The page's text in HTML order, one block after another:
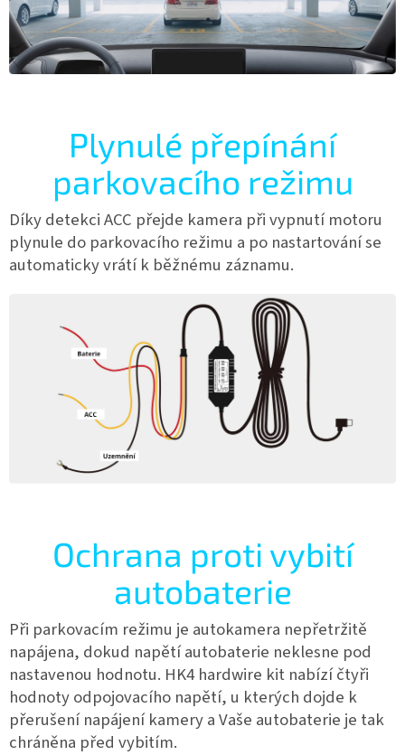
Plynulé přepínání
parkovacího režimu
Díky detekci ACC přejde kamera při vypnutí motoru
plynule do parkovacího režimu a po nastartování se
automaticky vrátí k běžnému záznamu.
Ochrana proti vybití
autobaterie
Při parkovacím režimu je autokamera nepřetržitě
napájena, dokud napětí autobaterie neklesne pod
nastavenou hodnotu. HK4 hardwire kit nabízí čtyři
hodnoty odpojovacího napětí, u kterých dojde k
přerušení napájení kamery a Vaše autobaterie je tak
chráněna před vybitím.